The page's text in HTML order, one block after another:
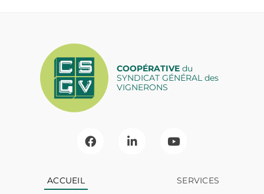
COOPÉRATIVEdu
SYNDICAT GÉNÉRAL des
VIGNERONS
ACCUEIL SERVICES